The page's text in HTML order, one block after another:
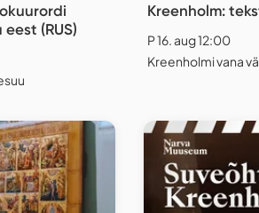
(RUS)
Kreenholm:
P 16. aug 12:00
Kreenholmi vana